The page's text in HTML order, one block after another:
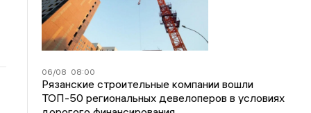
06/08 08:00
Рязанские строительные компании вошли
ТОП-50 региональных девелоперов в условиях